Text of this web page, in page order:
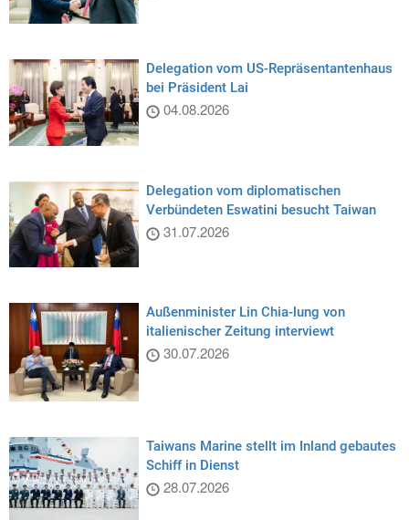
Delegation vom US-Repräsentantenhaus
bei Präsident Lai
04.08.2026
Delegation vom diplomatischen
Verbündeten Eswatini besucht Taiwan
31.07.2026
Außenminister Lin Chia-lung von
italienischer Zeitung interviewt
30.07.2026
Taiwans Marine stellt im Inland gebautes
Schiff in Dienst
28.07.2026